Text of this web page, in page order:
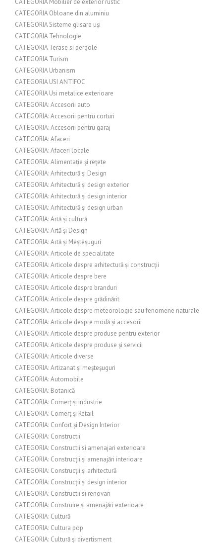
CATEGORIA Mobilier de exterior rustic
CATEGORIA Obloane din aluminiu
CATEGORIA Sisteme glisare uși
CATEGORIA Tehnologie
CATEGORIA Terase si pergole
CATEGORIA Turism
CATEGORIA Urbanism
CATEGORIA USI ANTIFOC
CATEGORIA Usi metalice exterioare
CATEGORIA: Accesorii auto
CATEGORIA: Accesorii pentru corturi
CATEGORIA: Accesorii pentru garaj
CATEGORIA: Afaceri
CATEGORIA: Afaceri locale
CATEGORIA: Alimentație și rețete
CATEGORIA: Arhitectură și Design
CATEGORIA: Arhitectură și design exterior
CATEGORIA: Arhitectură și design interior
CATEGORIA: Arhitectură și design urban
CATEGORIA: Artă și cultură
CATEGORIA: Artă și Design
CATEGORIA: Artă și Meșteșuguri
CATEGORIA: Articole de specialitate
CATEGORIA: Articole despre arhitectură și construcții
CATEGORIA: Articole despre bere
CATEGORIA: Articole despre branduri
CATEGORIA: Articole despre grădinărit
CATEGORIA: Articole despre meteorologie sau fenomene naturale
CATEGORIA: Articole despre modă și accesorii
CATEGORIA: Articole despre produse pentru exterior
CATEGORIA: Articole despre produse și servicii
CATEGORIA: Articole diverse
CATEGORIA: Artizanat și meșteșuguri
CATEGORIA: Automobile
CATEGORIA: Botanică
CATEGORIA: Comerț și industrie
CATEGORIA: Comerț și Retail
CATEGORIA: Confort și Design Interior
CATEGORIA: Constructii
CATEGORIA: Constructii si amenajari exterioare
CATEGORIA: Construcții și amenajări interioare
CATEGORIA: Construcții și arhitectură
CATEGORIA: Construcții și design interior
CATEGORIA: Constructii si renovari
CATEGORIA: Construire și amenajări exterioare
CATEGORIA: Cultură
CATEGORIA: Cultura pop
CATEGORIA: Cultură și divertisment